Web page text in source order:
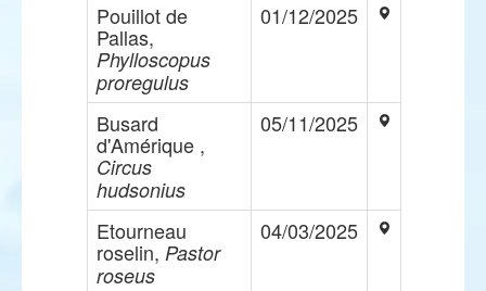
Pouillot de
Pallas,
Phylloscopus
proregulus
01/12/2025
Busard
d'Amérique ,
Circus
hudsonius
05/11/2025
Etourneau
roselin, Pastor
roseus
04/03/2025